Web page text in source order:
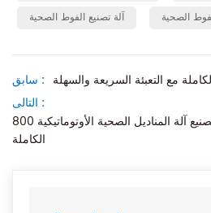
آلة تصنيع الفوط الصحية الصحية
سابق : مع التعبئة السريعة والسهلة
التالى :
800 قطعة / دقيقة مصنع / تصنيع آلة المناديل الصحية الأوتوماتيكية
الكاملة